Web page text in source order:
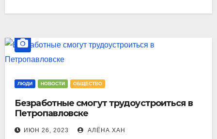
ЛЮДИ НОВОСТИ ОБЩЕСТВО
Безработные смогут трудоустроиться в
Петропавловске
ИЮН 26, 2023 АЛЁНА ХАН